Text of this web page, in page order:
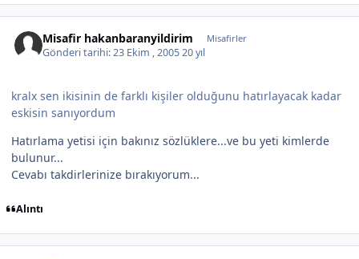
Misafir hakanbaranyildirim Misafirler
Gönderi tarihi:23 Ekim , 200520 yıl
kralx sen ikisinin de farklı kişiler olduğunu hatırlayacak kadar
eskisin sanıyordum
Hatırlama yetisi için bakınız sözlüklere...ve bu yeti kimlerde
bulunur...
Cevabı takdirlerinize bırakıyorum...
Alıntı